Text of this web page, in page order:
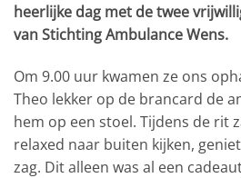
heerlijke dag met de twee
van Stichting Ambulance Wens.
Om 9.00 uur kwamen ze ons
Theo lekker op de brancard de
hem op een stoel. Tijdens de rit
relaxed naar buiten kijken,
zag. Dit alleen was al een